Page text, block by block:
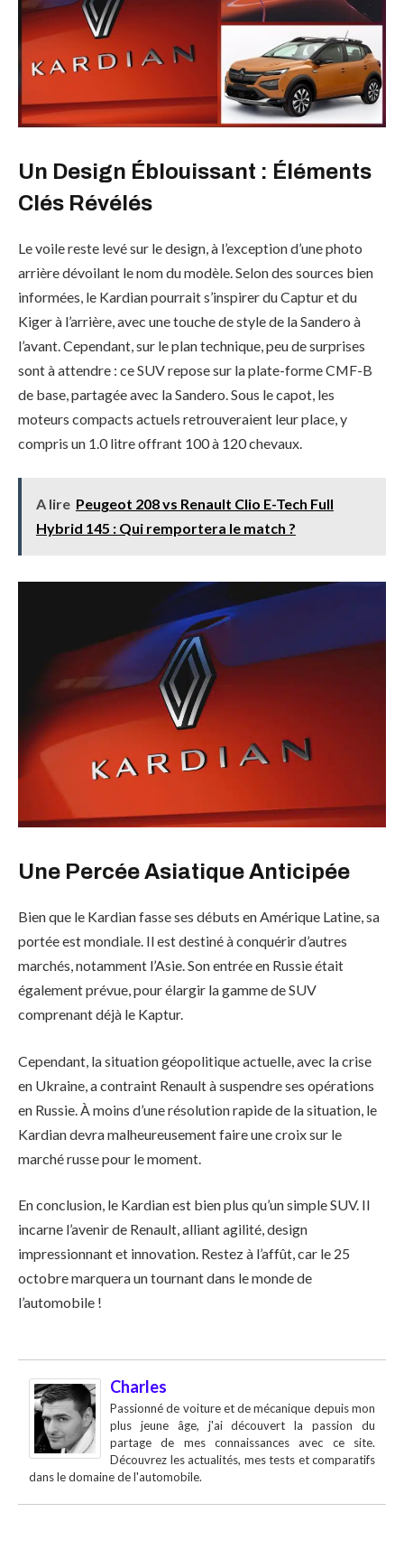
Un Design Éblouissant : Éléments
Clés Révélés
Le voile reste levé sur le design, à l’exception d’une photo
arrière dévoilant le nom du modèle. Selon des sources bien
informées, le Kardian pourrait s’inspirer du Captur et du
Kiger à l’arrière, avec une touche de style de la Sandero à
l’avant. Cependant, sur le plan technique, peu de surprises
sont à attendre : ce SUV repose sur la plate-forme CMF-B
de base, partagée avec la Sandero. Sous le capot, les
moteurs compacts actuels retrouveraient leur place, y
compris un 1.0 litre offrant 100 à 120 chevaux.
A lire Peugeot 208 vs Renault Clio E-Tech Full
Hybrid 145 : Qui remportera le match ?
Une Percée Asiatique Anticipée
Bien que le Kardian fasse ses débuts en Amérique Latine, sa
portée est mondiale. Il est destiné à conquérir d’autres
marchés, notamment l’Asie. Son entrée en Russie était
également prévue, pour élargir la gamme de SUV
comprenant déjà le Kaptur.
Cependant, la situation géopolitique actuelle, avec la crise
en Ukraine, a contraint Renault à suspendre ses opérations
en Russie. À moins d’une résolution rapide de la situation, le
Kardian devra malheureusement faire une croix sur le
marché russe pour le moment.
En conclusion, le Kardian est bien plus qu’un simple SUV. Il
incarne l’avenir de Renault, alliant agilité, design
impressionnant et innovation. Restez à l’affût, car le 25
octobre marquera un tournant dans le monde de
l’automobile !
Charles
Passionné de voiture et de mécanique depuis mon
plus jeune âge, j'ai découvert la passion du
partage de mes connaissances avec ce site.
Découvrez les actualités, mes tests et comparatifs
dans le domaine de l'automobile.